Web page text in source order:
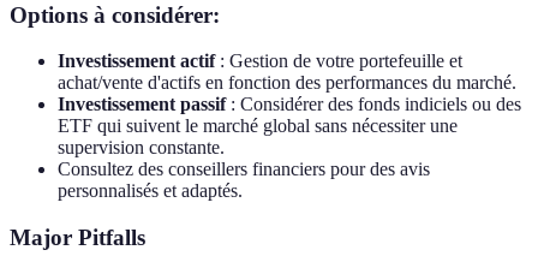
Options à considérer:
Investissement actif: Gestion de votre portefeuille et
achat/vente d'actifs en fonction des performances du marché.
Investissement passif: Considérer des fonds indiciels ou des
ETF qui suivent le marché global sans nécessiter une
supervision constante.
Consultez des conseillers financiers pour des avis
personnalisés et adaptés.
Major Pitfalls